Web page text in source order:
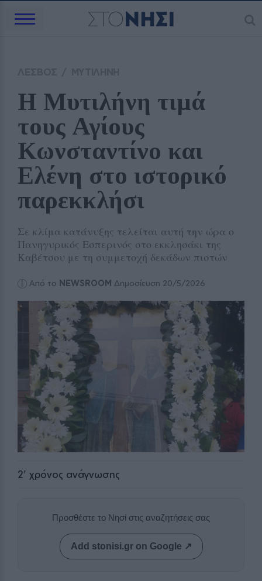
Η Μυτιλήνη τιμά
τους Αγίους
Κωνσταντίνο και
Ελένη στο ιστορικό
παρεκκλήσι
Σε κλίμα κατάνυξης τελείται αυτή την ώρα ο
Πανηγυρικός Εσπερινός στο εκκλησάκι της
Καβέτσου με τη συμμετοχή δεκάδων πιστών
Από το NEWSROOM Δημοσίευση 20/5/2026
2' χρόνος ανάγνωσης
Προσθέστε το Νησί στις αναζητήσεις σας
Add stonisi.gr on Google ↗